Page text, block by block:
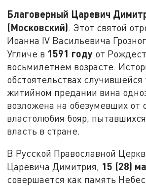
Благоверный Царевич
(Московский). Этот святой
Иоанна IV Васильевича
Угличе в 1591 году от
восьмилетнем возрасте.
обстоятельствах случившейся
житийном предании вина
возложена на обезумевших от
властолюбия бояр,
власть в стране.
В Русской Православной
Царевича Димитрия, 15 (28)
совершается как память